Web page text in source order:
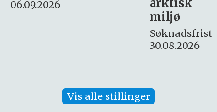
Søknadsfrist:
16. august.
Vis alle stillinger